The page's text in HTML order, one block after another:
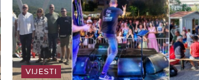
VIJESTI